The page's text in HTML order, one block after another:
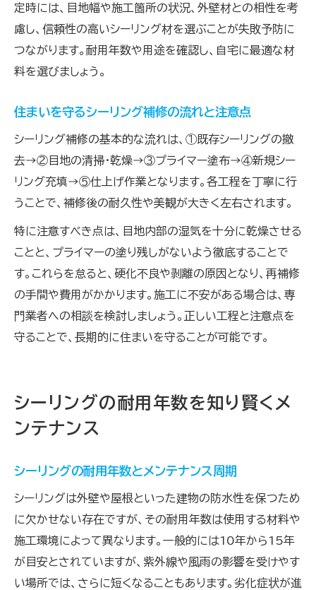
定時には、目地幅や施工箇所の状況、外壁材との相性を考
慮し、信頼性の高いシーリング材を選ぶことが失敗予防に
つながります。耐用年数や用途を確認し、自宅に最適な材
料を選びましょう。
住まいを守るシーリング補修の流れと注意点
シーリング補修の基本的な流れは、①既存シーリングの撤
去→②目地の清掃・乾燥→③プライマー塗布→④新規シー
リング充填→⑤仕上げ作業となります。各工程を丁寧に行
うことで、補修後の耐久性や美観が大きく左右されます。
特に注意すべき点は、目地内部の湿気を十分に乾燥させる
ことと、プライマーの塗り残しがないよう徹底することで
す。これらを怠ると、硬化不良や剥離の原因となり、再補修
の手間や費用がかかります。施工に不安がある場合は、専
門業者への相談を検討しましょう。正しい工程と注意点を
守ることで、長期的に住まいを守ることが可能です。
シーリングの耐用年数を知り賢くメ
ンテナンス
シーリングの耐用年数とメンテナンス周期
シーリングは外壁や屋根といった建物の防水性を保つため
に欠かせない存在ですが、その耐用年数は使用する材料や
施工環境によって異なります。一般的には10年から15年
が目安とされていますが、紫外線や風雨の影響を受けやす
い場所では、さらに短くなることもあります。劣化症状が進